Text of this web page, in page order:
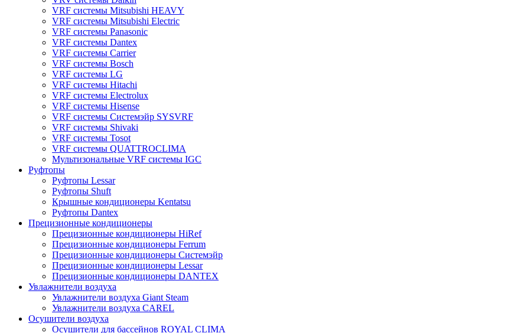
VRF системы Mitsubishi HEAVY
VRF системы Mitsubishi Electric
VRF системы Panasonic
VRF системы Dantex
VRF системы Carrier
VRF системы Bosch
VRF системы LG
VRF системы Hitachi
VRF системы Electrolux
VRF системы Hisense
VRF системы Системэйр SYSVRF
VRF системы Shivaki
VRF системы Tosot
VRF системы QUATTROCLIMA
Мультизональные VRF системы IGC
Руфтопы
Руфтопы Lessar
Руфтопы Shuft
Крышные кондиционеры Kentatsu
Руфтопы Dantex
Прецизионные кондиционеры
Прецизионные кондиционеры HiRef
Прецизионные кондиционеры Ferrum
Прецизионные кондиционеры Системэйр
Прецизионные кондиционеры Lessar
Прецизионные кондиционеры DANTEX
Увлажнители воздуха
Увлажнители воздуха Giant Steam
Увлажнители воздуха CAREL
Осушители воздуха
Осушители для бассейнов ROYAL CLIMA